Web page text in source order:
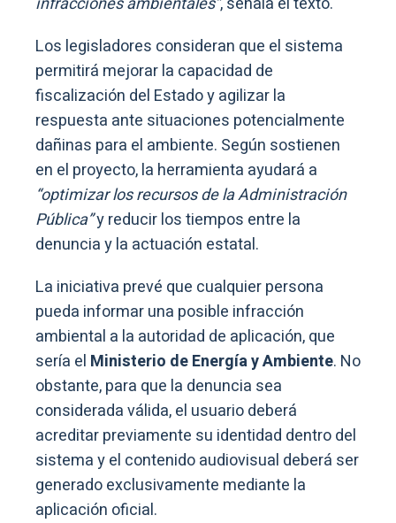
Los legisladores consideran que el sistema
permitirá mejorar la capacidad de
fiscalización del Estado y agilizar la
respuesta ante situaciones potencialmente
dañinas para el ambiente. Según sostienen
en el proyecto, la herramienta ayudará a
“optimizar los recursos de la Administración
Pública”y reducir los tiempos entre la
denuncia y la actuación estatal.
La iniciativa prevé que cualquier persona
pueda informar una posible infracción
ambiental a la autoridad de aplicación, que
sería el Ministerio de Energía y Ambiente. No
obstante, para que la denuncia sea
considerada válida, el usuario deberá
acreditar previamente su identidad dentro del
sistema y el contenido audiovisual deberá ser
generado exclusivamente mediante la
aplicación oficial.